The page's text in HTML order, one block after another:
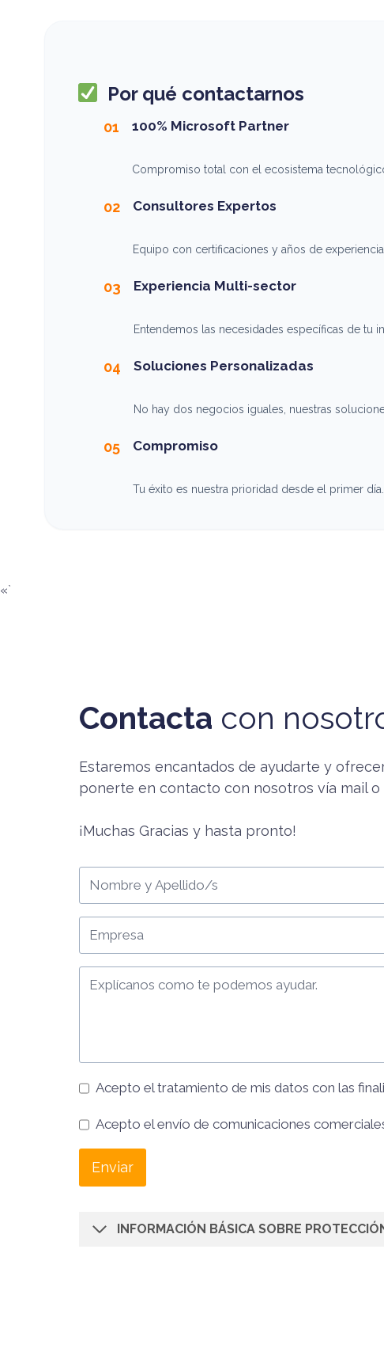
Por qué contactarnos
01 100% Microsoft Partner
Compromiso total con el ecosistema
02 Consultores Expertos
Equipo con certificaciones y años de experiencia
03 Experiencia Multi-sector
Entendemos las necesidades específicas de tu
04 Soluciones Personalizadas
No hay dos negocios iguales, nuestras
05 Compromiso
Tu éxito es nuestra prioridad desde el primer día.
«`
Contacta con
Estaremos encantados de ayudarte y
ponerte en contacto con nosotros vía mail
¡Muchas Gracias y hasta pronto!
Acepto el tratamiento de mis datos con las
Acepto el envío de comunicaciones
Enviar
INFORMACIÓN BÁSICA SOBRE